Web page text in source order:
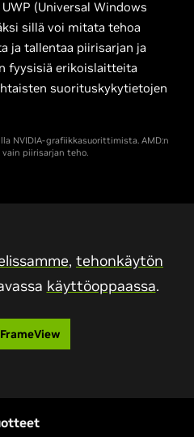
(Universal Windows
sillä voi mitata tehoa
ja tallentaa piirisarjan ja
fyysisiä erikoislaitteita
suorituskykytietojen
NVIDIA-grafiikkasuorittimista. AMD:n
piirisarjan teho.
, tehonkäytön
käyttöoppaassa.